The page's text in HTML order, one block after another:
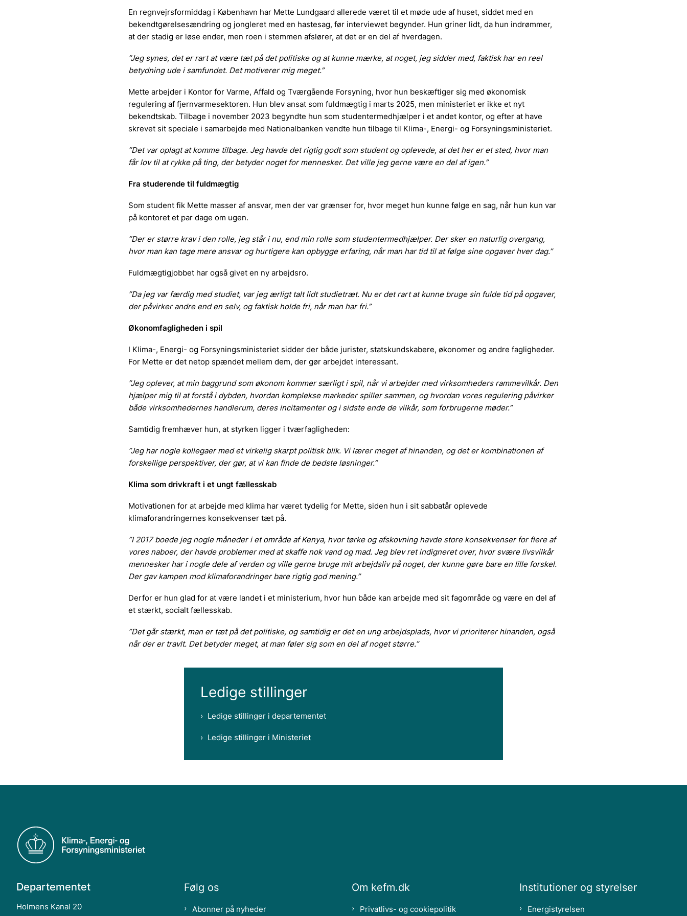
En regnvejrsformiddag i København har Mette Lundgaard allerede været til et møde ude af huset, siddet med en
bekendtgørelsesændring og jongleret med en hastesag, før interviewet begynder. Hun griner lidt, da hun indrømmer,
at der stadig er løse ender, men roen i stemmen afslører, at det er en del af hverdagen.
”Jeg synes, det er rart at være tæt på det politiske og at kunne mærke, at noget, jeg sidder med, faktisk har en reel
betydning ude i samfundet. Det motiverer mig meget.”
Mette arbejder i Kontor for Varme, Affald og Tværgående Forsyning, hvor hun beskæftiger sig med økonomisk
regulering af fjernvarmesektoren. Hun blev ansat som fuldmægtig i marts 2025, men ministeriet er ikke et nyt
bekendtskab. Tilbage i november 2023 begyndte hun som studentermedhjælper i et andet kontor, og efter at have
skrevet sit speciale i samarbejde med Nationalbanken vendte hun tilbage til Klima-, Energi- og Forsyningsministeriet.
”Det var oplagt at komme tilbage. Jeg havde det rigtig godt som student og oplevede, at det her er et sted, hvor man
får lov til at rykke på ting, der betyder noget for mennesker. Det ville jeg gerne være en del af igen.”
Fra studerende til fuldmægtig
Som student fik Mette masser af ansvar, men der var grænser for, hvor meget hun kunne følge en sag, når hun kun var
på kontoret et par dage om ugen.
”Der er større krav i den rolle, jeg står i nu, end min rolle som studentermedhjælper. Der sker en naturlig overgang,
hvor man kan tage mere ansvar og hurtigere kan opbygge erfaring, når man har tid til at følge sine opgaver hver dag.”
Fuldmægtigjobbet har også givet en ny arbejdsro.
”Da jeg var færdig med studiet, var jeg ærligt talt lidt studietræt. Nu er det rart at kunne bruge sin fulde tid på opgaver,
der påvirker andre end en selv, og faktisk holde fri, når man har fri.”
Økonomfagligheden i spil
I Klima-, Energi- og Forsyningsministeriet sidder der både jurister, statskundskabere, økonomer og andre fagligheder.
For Mette er det netop spændet mellem dem, der gør arbejdet interessant.
”Jeg oplever, at min baggrund som økonom kommer særligt i spil, når vi arbejder med virksomheders rammevilkår. Den
hjælper mig til at forstå i dybden, hvordan komplekse markeder spiller sammen, og hvordan vores regulering påvirker
både virksomhedernes handlerum, deres incitamenter og i sidste ende de vilkår, som forbrugerne møder.”
Samtidig fremhæver hun, at styrken ligger i tværfagligheden:
”Jeg har nogle kollegaer med et virkelig skarpt politisk blik. Vi lærer meget af hinanden, og det er kombinationen af
forskellige perspektiver, der gør, at vi kan finde de bedste løsninger.”
Klima som drivkraft i et ungt fællesskab
Motivationen for at arbejde med klima har været tydelig for Mette, siden hun i sit sabbatår oplevede
klimaforandringernes konsekvenser tæt på.
”I 2017 boede jeg nogle måneder i et område af Kenya, hvor tørke og afskovning havde store konsekvenser for flere af
vores naboer, der havde problemer med at skaffe nok vand og mad. Jeg blev ret indigneret over, hvor svære livsvilkår
mennesker har i nogle dele af verden og ville gerne bruge mit arbejdsliv på noget, der kunne gøre bare en lille forskel.
Der gav kampen mod klimaforandringer bare rigtig god mening.”
Derfor er hun glad for at være landet i et ministerium, hvor hun både kan arbejde med sit fagområde og være en del af
et stærkt, socialt fællesskab.
”Det går stærkt, man er tæt på det politiske, og samtidig er det en ung arbejdsplads, hvor vi prioriterer hinanden, også
når der er travlt. Det betyder meget, at man føler sig som en del af noget større.”
Ledige stillinger
Ledige stillinger i departementet
Ledige stillinger i Ministeriet
Departementet
Holmens Kanal 20
Følg os
Abonner på nyheder
Om kefm.dk
Privatlivs- og cookiepolitik
Institutioner og styrelser
Energistyrelsen